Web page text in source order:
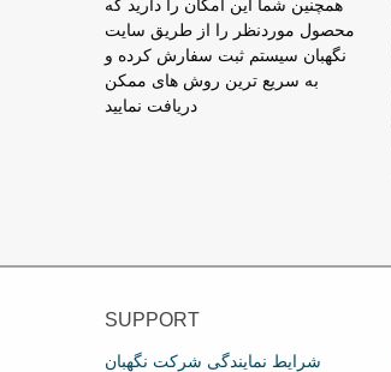
همچنین شما این امکان را دارید که
محصول موردنظر را از طریق سایت
نگهبان سیستم ثبت سفارش کرده و
به سریع ترین روش های ممکن
دریافت نمایید
SUPPORT
شرایط نمایندگی شرکت نگهبان